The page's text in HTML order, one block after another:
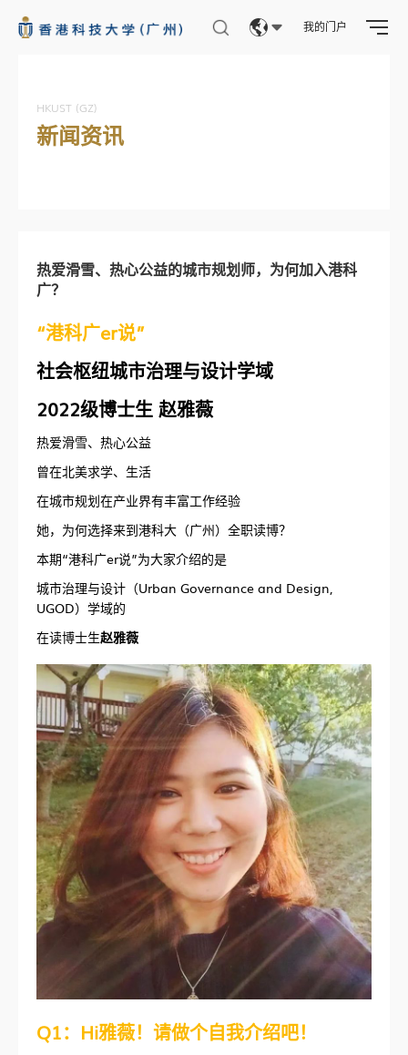
我的门户
HKUST (GZ)
新闻资讯
热爱滑雪、热心公益的城市规划师，为何加入港科
广？
“港科广er说”
社会枢纽城市治理与设计学域
2022级博士生 赵雅薇
热爱滑雪、热心公益
曾在北美求学、生活
在城市规划在产业界有丰富工作经验
她，为何选择来到港科大（广州）全职读博？
本期“港科广er说”为大家介绍的是
城市治理与设计（Urban Governance and Design,
UGOD）学域的
在读博士生赵雅薇
Q1：Hi雅薇！请做个自我介绍吧！